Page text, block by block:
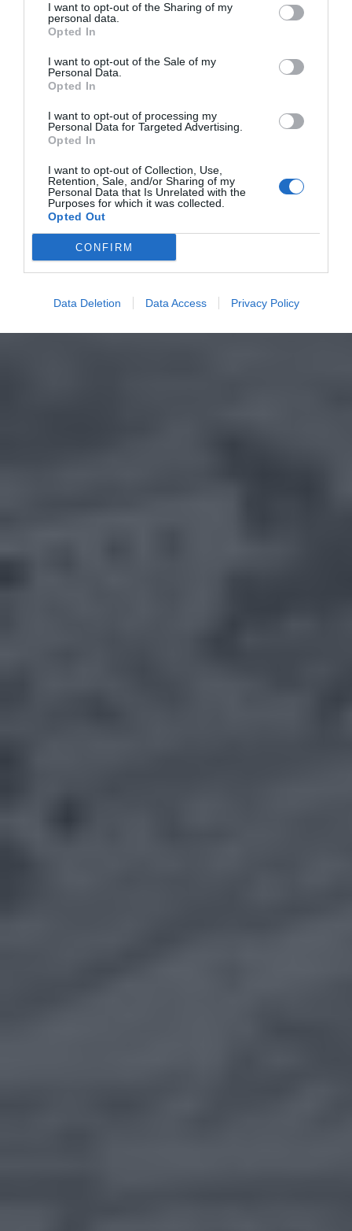
I want to opt-out of the Sharing of my
personal data.
Opted In
I want to opt-out of the Sale of my
Personal Data.
Opted In
I want to opt-out of processing my
Personal Data for Targeted Advertising.
Opted In
I want to opt-out of Collection, Use,
Retention, Sale, and/or Sharing of my
Personal Data that Is Unrelated with the
Purposes for which it was collected.
Opted Out
CONFIRM
Data Deletion Data Access Privacy Policy